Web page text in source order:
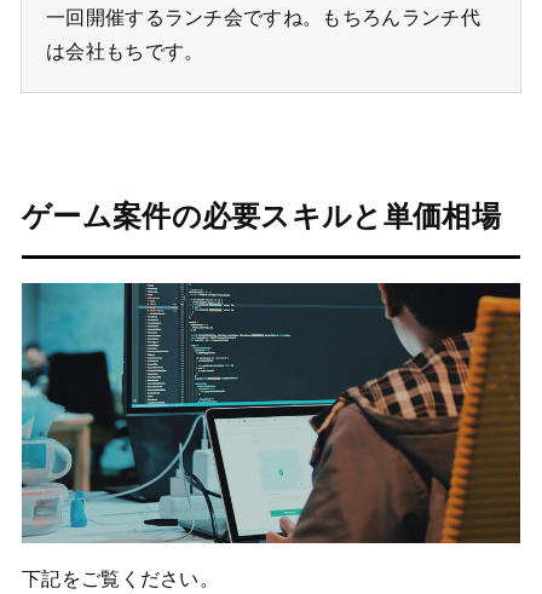
一回開催するランチ会ですね。もちろんランチ代
は会社もちです。
ゲーム案件の必要スキルと単価相場
下記をご覧ください。